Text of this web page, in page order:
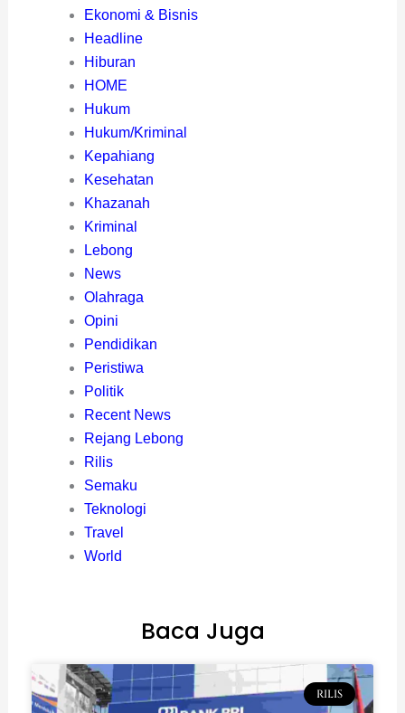
Ekonomi & Bisnis
Headline
Hiburan
HOME
Hukum
Hukum/Kriminal
Kepahiang
Kesehatan
Khazanah
Kriminal
Lebong
News
Olahraga
Opini
Pendidikan
Peristiwa
Politik
Recent News
Rejang Lebong
Rilis
Semaku
Teknologi
Travel
World
Baca Juga
RILIS